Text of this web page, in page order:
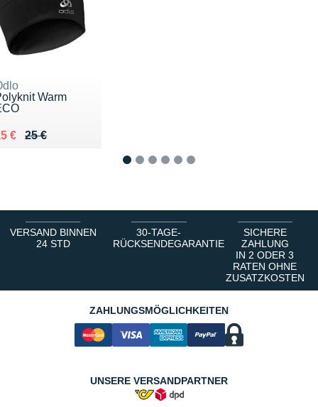
Warm
25 €
lieu de 25 €
€ 15 €
VERSAND BINNEN
24 STD
30-TAGE-
RÜCKSENDEGARANTIE
SICHERE
ZAHLUNG
IN 2 ODER 3
RATEN OHNE
ZUSATZKOSTEN
ZAHLUNGSMÖGLICHKEITEN
UNSERE VERSANDPARTNER